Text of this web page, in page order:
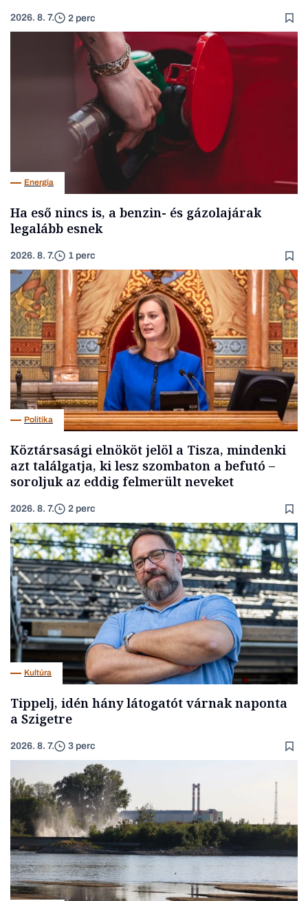
2026. 8. 7. 2 perc
Energia
Ha eső nincs is, a benzin- és gázolajárak
legalább esnek
2026. 8. 7. 1 perc
Politika
Köztársasági elnököt jelöl a Tisza, mindenki
azt találgatja, ki lesz szombaton a befutó –
soroljuk az eddig felmerült neveket
2026. 8. 7. 2 perc
Kultúra
Tippelj, idén hány látogatót várnak naponta
a Szigetre
2026. 8. 7. 3 perc